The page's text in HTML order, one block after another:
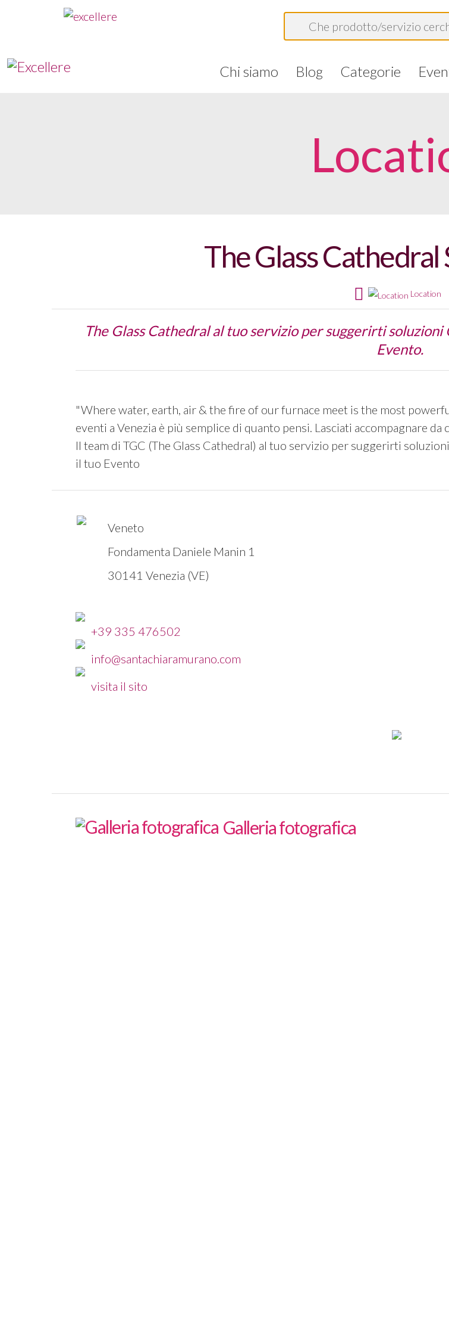
Chi siamo Blog Categorie
The Glass Cathedral
Location
The Glass Cathedral al tuo servizio per suggerirti
Evento.
"Where water, earth, air & the fire of our furnace meet is the most
eventi a Venezia è più semplice di quanto pensi. Lasciati accompagnare
Il team di TGC (The Glass Cathedral) al tuo servizio per suggerirti
il tuo Evento
Veneto
Fondamenta Daniele Manin 1
30141 Venezia (VE)
+39 335 476502
info@santachiaramurano.com
visita il sito
Galleria fotografica